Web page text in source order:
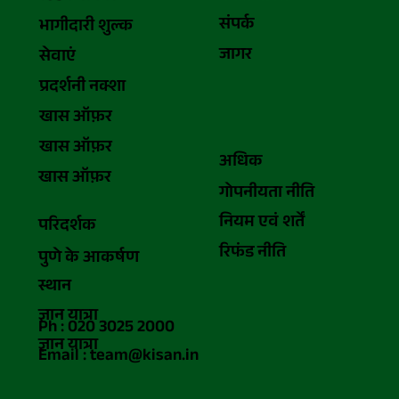
Ph : 020 3025 2000
Email : team@kisan.in
परिदर्शक
संपर्क
जागर
भागीदारी शुल्क
प्रदर्शनी नक्शा
खास ऑफ़र
खास ऑफ़र
सेवाएं
खास ऑफ़र
पुणे के आकर्षण
स्थान
ज्ञान यात्रा
ज्ञान यात्रा
अधिक
गोपनीयता नीति
नियम एवं शर्तें
रिफंड नीति